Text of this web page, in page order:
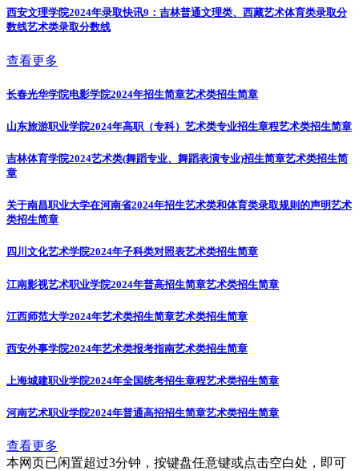
西安文理学院2024年录取快讯9：吉林普通文理类、西藏艺术体育类录取分
数线艺术类录取分数线
查看更多
长春光华学院电影学院2024年招生简章艺术类招生简章
山东旅游职业学院2024年高职（专科）艺术类专业招生章程艺术类招生简章
吉林体育学院2024艺术类(舞蹈专业、舞蹈表演专业)招生简章艺术类招生简
章
关于南昌职业大学在河南省2024年招生艺术类和体育类录取规则的声明艺术
类招生简章
四川文化艺术学院2024年子科类对照表艺术类招生简章
江南影视艺术职业学院2024年普高招生简章艺术类招生简章
江西师范大学2024年艺术类招生简章艺术类招生简章
西安外事学院2024年艺术类报考指南艺术类招生简章
上海城建职业学院2024年全国统考招生章程艺术类招生简章
河南艺术职业学院2024年普通高招招生简章艺术类招生简章
查看更多
本网页已闲置超过3分钟，按键盘任意键或点击空白处，即可